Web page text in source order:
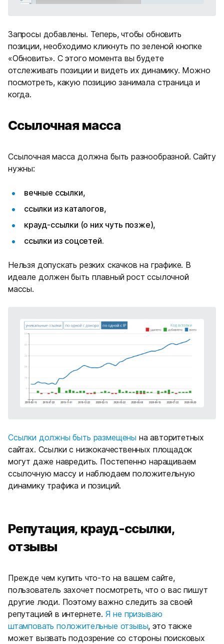
Запросы добавлены. Теперь, чтобы обновить
позиции, необходимо кликнуть по зеленой кнопке
«Обновить». С этого момента вы будете
отслеживать позиции и видеть их динамику. Можно
посмотреть, какую позицию занимала страница и
когда.
Ссылочная масса
Ссылочная масса должна быть разнообразной. Сайту
нужны:
вечные ссылки,
ссылки из каталогов,
крауд-ссылки (о них чуть позже),
ссылки из соцсетей.
Нельзя допускать резких скачков на графике. В
идеале должен быть плавный рост ссылочной
массы.
Ссылки должны быть размещены на авторитетных
сайтах. Ссылки с низкокачественных площадок
могут даже навредить. Постепенно наращиваем
ссылочную массу и наблюдаем положительную
динамику трафика и позиций.
Репутация, крауд-ссылки,
отзывы
Прежде чем купить что-то на вашем сайте,
пользователь захочет посмотреть, что о вас пишут
другие люди. Поэтому важно следить за своей
репутацией в интернете. Я не призываю
штамповать положительные отзывы, это также
может вызвать подозрение со стороны поисковых